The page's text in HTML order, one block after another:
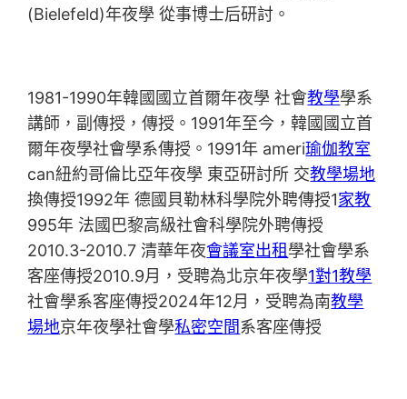
(Bielefeld)年夜學 從事博士后研討。
1981-1990年韓國國立首爾年夜學 社會教學學系
講師，副傳授，傳授。1991年至今，韓國國立首
爾年夜學社會學系傳授。1991年 ameri瑜伽教室
can紐約哥倫比亞年夜學 東亞研討所 交教學場地
換傳授1992年 德國貝勒林科學院外聘傳授1家教
995年 法國巴黎高級社會科學院外聘傳授
2010.3-2010.7 清華年夜會議室出租學社會學系
客座傳授2010.9月，受聘為北京年夜學1對1教學
社會學系客座傳授2024年12月，受聘為南教學
場地京年夜學社會學私密空間系客座傳授